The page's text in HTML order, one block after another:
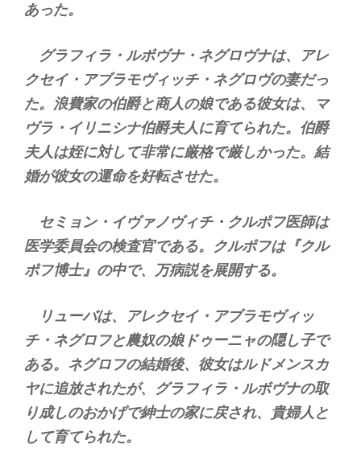
あった。
グラフィラ・ルボヴナ・ネグロヴナは、アレ
クセイ・アブラモヴィッチ・ネグロヴの妻だっ
た。浪費家の伯爵と商人の娘である彼女は、マ
ヴラ・イリニシナ伯爵夫人に育てられた。伯爵
夫人は姪に対して非常に厳格で厳しかった。結
婚が彼女の運命を好転させた。
セミョン・イヴァノヴィチ・クルポフ医師は
医学委員会の検査官である。クルポフは『クル
ポフ博士』の中で、万病説を展開する。
リューバは、アレクセイ・アブラモヴィッ
チ・ネグロフと農奴の娘ドゥーニャの隠し子で
ある。ネグロフの結婚後、彼女はルドメンスカ
ヤに追放されたが、グラフィラ・ルボヴナの取
り成しのおかげで紳士の家に戻され、貴婦人と
して育てられた。